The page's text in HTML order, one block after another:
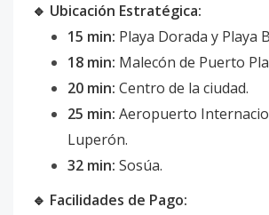
🔹 Ubicación Estratégica:
15 min: Playa Dorada y Playa
18 min: Malecón de Puerto
20 min: Centro de la ciudad.
25 min: Aeropuerto
Luperón.
32 min: Sosúa.
🔹 Facilidades de Pago: